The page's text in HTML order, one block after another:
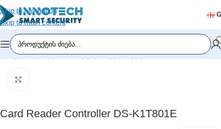
Skip to navigation
Skip to main content
მთავარი/დაშვების სისტემები/ტურნიკეტი
Card Reader Controller DS-K1T801E